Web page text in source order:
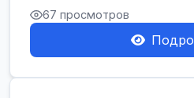
производстве: требу...
67 просмотров